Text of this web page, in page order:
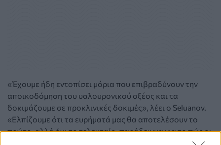
«Έχουμε ήδη εντοπίσει μόρια που επιβραδύνουν την
αποικοδόμηση του υαλουρονικού οξέος και τα
δοκιμάζουμε σε προκλινικές δοκιμές», λέει ο Seluanov.
«Ελπίζουμε ότι τα ευρήματά μας θα αποτελέσουν το
πρώτο, αλλά όχι το τελευταίο, παράδειγμα για το πώς οι